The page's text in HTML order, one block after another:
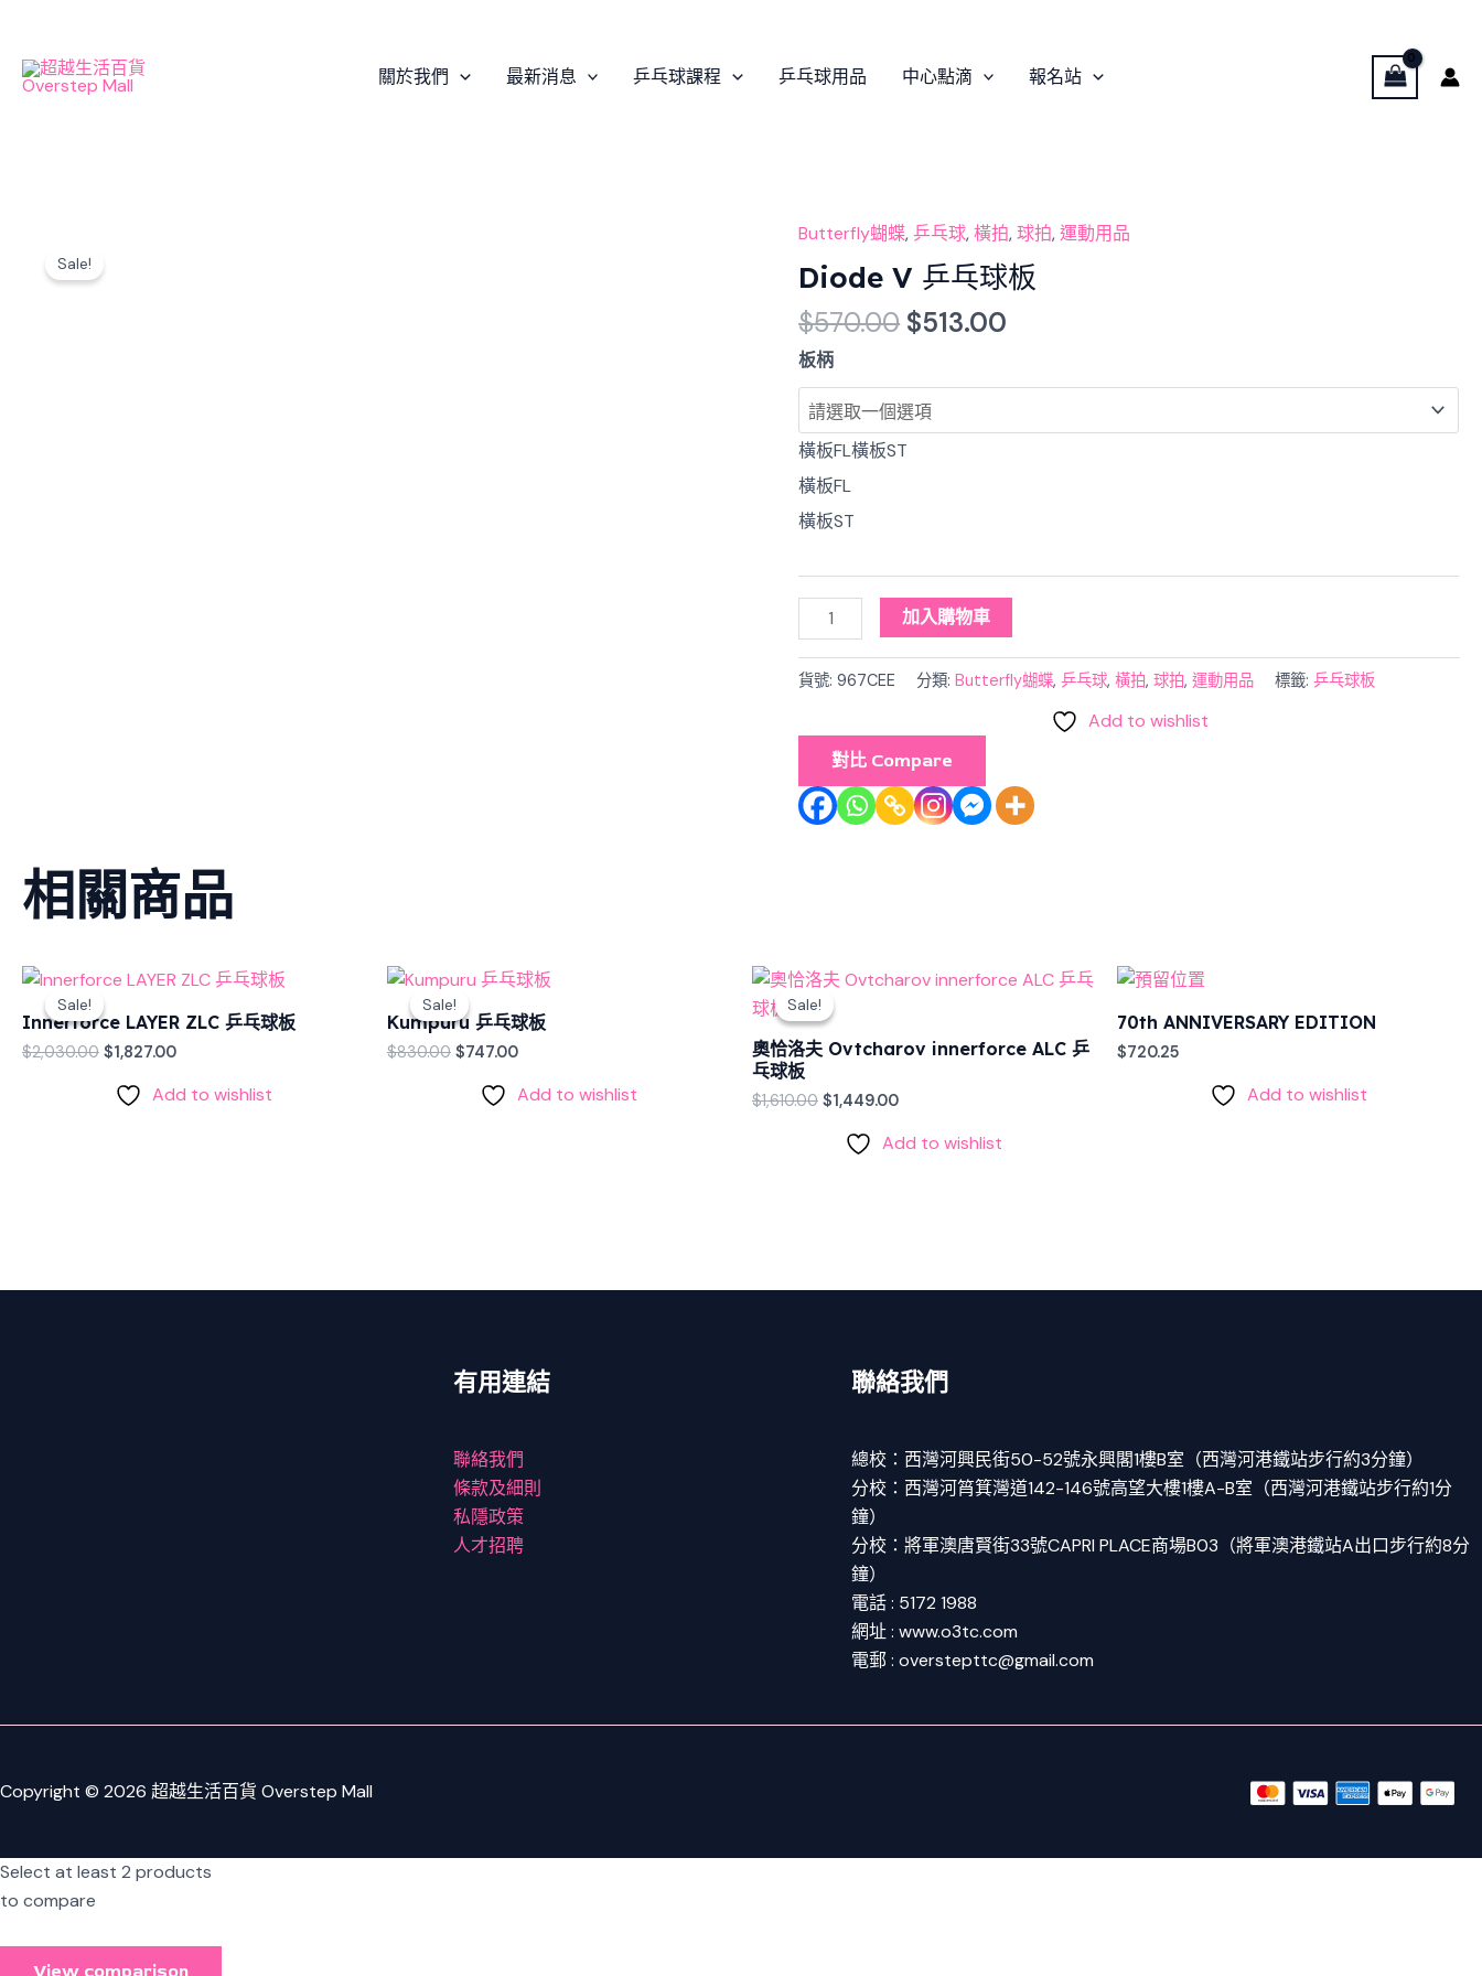
content
關於我們 最新消息 乒乓球課程 乒乓球用品 中心點滴 報名站
Sale!
Butterfly蝴蝶,乒乓球,橫拍,球拍,運動用品
Diode V 乒乓球板
$570.00
Original
price
was:
$570.00.
$513.00
Current
price
is:
板柄
橫板FL橫板ST
橫板FL
橫板ST
Diode
V
乒
乓
球
數
量
加入購物車
貨號:967CEE 分類:Butterfly蝴蝶,乒乓球,橫拍,球拍,運動用品 標籤:乒乓球板
Add to wishlist
對比 Compare
相關商品
Sale!
Sale!
Innerforce LAYER ZLC 乒乓球板
$2,030.00
Original
was:
$2,030.00.
$1,827.00
Current
is:
$1,827.00.
Add to wishlist
Sale!
Sale!
Kumpuru 乒乓球板
$830.00
Original
price
was:
$830.00.
$747.00
Current
price
is:
$747.00.
Add to wishlist
Sale!
Sale!
奧恰洛夫 Ovtcharov innerforce ALC 乒
乓球板
$1,610.00
Original
price
was:
$1,449.00
Current
Add to wishlist
70th ANNIVERSARY EDITION
$720.25
Add to wishlist
有用連結
聯絡我們
條款及細則
私隱政策
人才招聘
聯絡我們
總校：西灣河興民街50-52號永興閣1樓B室（西灣河港鐵站步行約3分鐘）
分校：西灣河筲箕灣道142-146號高望大樓1樓A-B室（西灣河港鐵站步行約1分
鐘）
分校：將軍澳唐賢街33號CAPRI PLACE商場B03（將軍澳港鐵站A出口步行約8分
鐘）
電話 : 5172 1988
網址 : www.o3tc.com
電郵 : overstepttc@gmail.com
Copyright © 2026 超越生活百貨 Overstep Mall
Select at least 2 products
to compare
View comparison